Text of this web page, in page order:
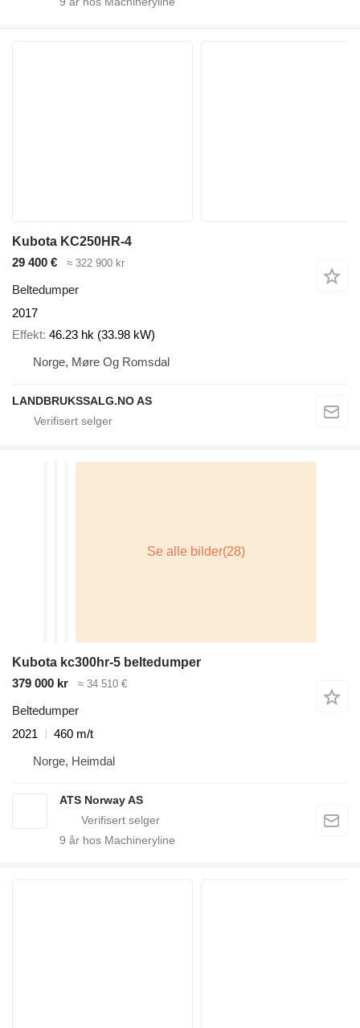
Kubota KC250HR-4
29 400 €
≈ 322 900 kr
Beltedumper
2017
Effekt 46.23 hk (33.98 kW)
Norge, Møre Og Romsdal
LANDBRUKSSALG.NO AS
Kubota kc300hr-5 beltedumper
379 000 kr
≈ 34 510 €
Beltedumper
2021
460 m/t
Norge, Heimdal
ATS Norway AS
9 år hos Machineryline